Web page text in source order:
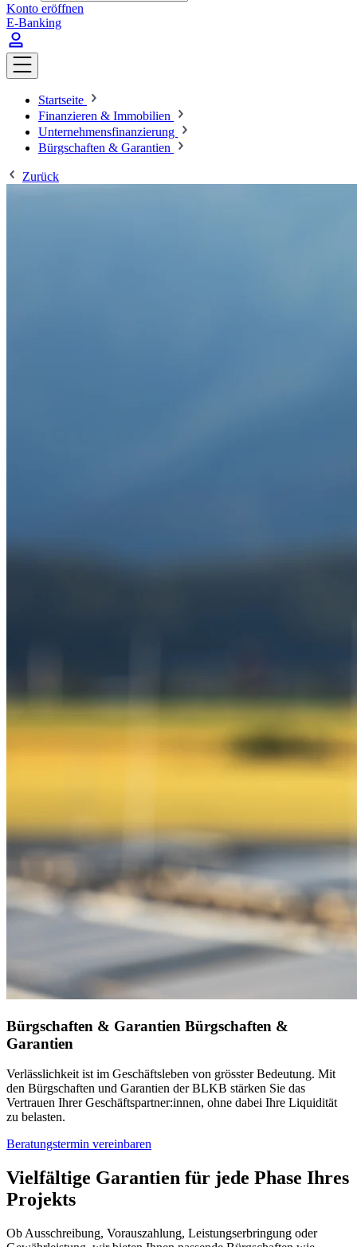
Konto eröffnen
E-Banking
Startseite
Finanzieren & Immobilien
Unternehmensfinanzierung
Bürgschaften & Garantien
Zurück
Bürgschaften & Garantien Bürgschaften &
Garantien
Verlässlichkeit ist im Geschäftsleben von grösster Bedeutung. Mit
den Bürgschaften und Garantien der BLKB stärken Sie das
Vertrauen Ihrer Geschäftspartner:innen, ohne dabei Ihre Liquidität
zu belasten.
Beratungstermin vereinbaren
Vielfältige Garantien für jede Phase Ihres
Projekts
Ob Ausschreibung, Vorauszahlung, Leistungserbringung oder